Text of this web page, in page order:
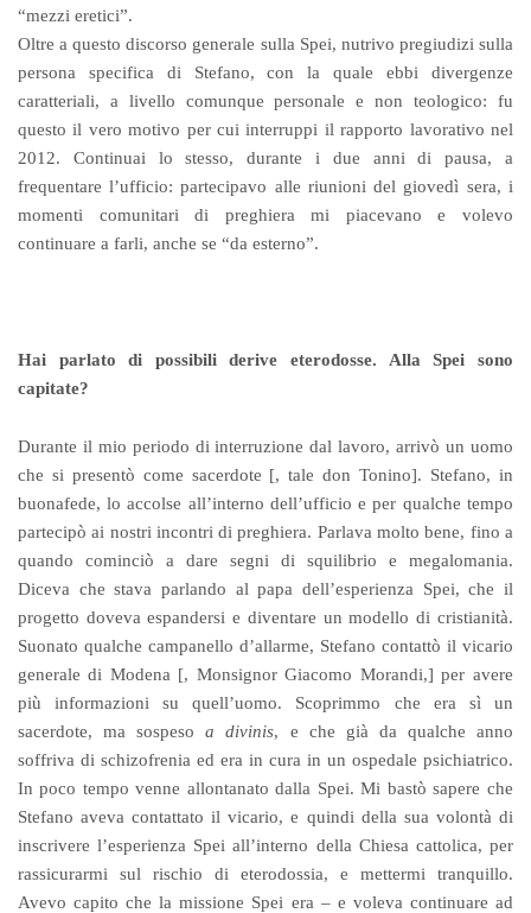
“mezzi eretici”.
Oltre a questo discorso generale sulla Spei, nutrivo pregiudizi sulla
persona specifica di Stefano, con la quale ebbi divergenze
caratteriali, a livello comunque personale e non teologico: fu
questo il vero motivo per cui interruppi il rapporto lavorativo nel
2012. Continuai lo stesso, durante i due anni di pausa, a
frequentare l’ufficio: partecipavo alle riunioni del giovedì sera, i
momenti comunitari di preghiera mi piacevano e volevo
continuare a farli, anche se “da esterno”.
Hai parlato di possibili derive eterodosse. Alla Spei sono
capitate?
Durante il mio periodo di interruzione dal lavoro, arrivò un uomo
che si presentò come sacerdote [, tale don Tonino]. Stefano, in
buonafede, lo accolse all’interno dell’ufficio e per qualche tempo
partecipò ai nostri incontri di preghiera. Parlava molto bene, fino a
quando cominciò a dare segni di squilibrio e megalomania.
Diceva che stava parlando al papa dell’esperienza Spei, che il
progetto doveva espandersi e diventare un modello di cristianità.
Suonato qualche campanello d’allarme, Stefano contattò il vicario
generale di Modena [, Monsignor Giacomo Morandi,] per avere
più informazioni su quell’uomo. Scoprimmo che era sì un
sacerdote, ma sospesoa divinis, e che già da qualche anno
soffriva di schizofrenia ed era in cura in un ospedale psichiatrico.
In poco tempo venne allontanato dalla Spei. Mi bastò sapere che
Stefano aveva contattato il vicario, e quindi della sua volontà di
inscrivere l’esperienza Spei all’interno della Chiesa cattolica, per
rassicurarmi sul rischio di eterodossia, e mettermi tranquillo.
Avevo capito che la missione Spei era – e voleva continuare ad